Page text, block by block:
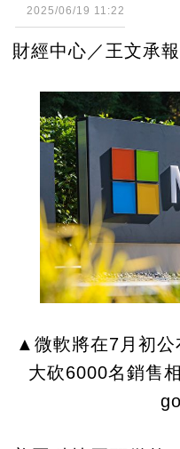
2025/06/19 11:22
財經中心／王文承
▲微軟將在7月初公
大砍6000名銷售